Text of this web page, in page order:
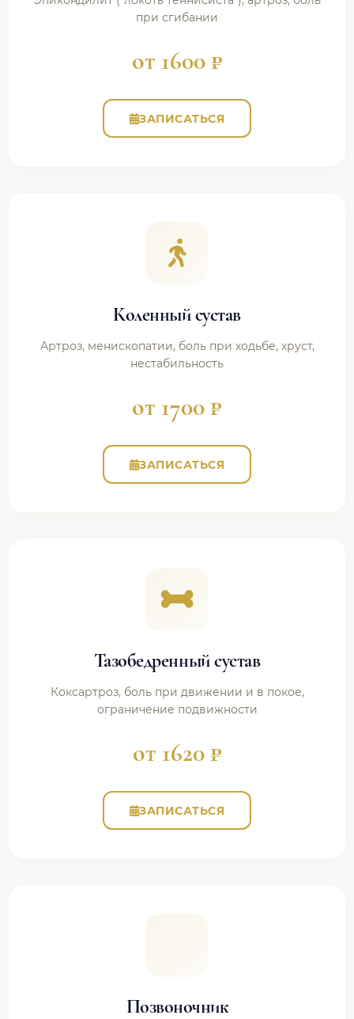
при сгибании
от 1600 ₽
ЗАПИСАТЬСЯ
Коленный сустав
Артроз, менископатии, боль при ходьбе, хруст,
нестабильность
от 1700 ₽
ЗАПИСАТЬСЯ
Тазобедренный сустав
Коксартроз, боль при движении и в покое,
ограничение подвижности
от 1620 ₽
ЗАПИСАТЬСЯ
Позвоночник